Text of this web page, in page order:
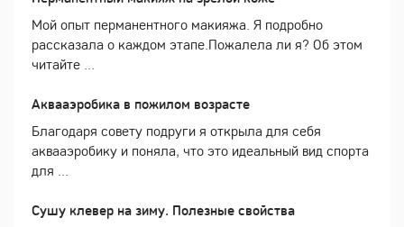
Мой опыт перманентного макияжа. Я подробно
рассказала о каждом этапе.Пожалела ли я? Об этом
читайте ...
Аквааэробика в пожилом возрасте
Благодаря совету подруги я открыла для себя
аквааэробику и поняла, что это идеальный вид спорта
для ...
Сушу клевер на зиму. Полезные свойства